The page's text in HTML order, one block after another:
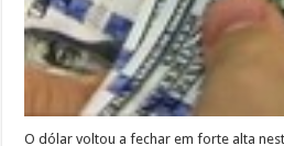
O dólar voltou a fechar em forte alta